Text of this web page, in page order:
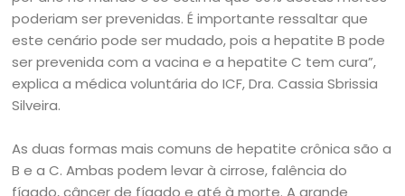
poderiam ser prevenidas. É importante ressaltar que
este cenário pode ser mudado, pois a hepatite B pode
ser prevenida com a vacina e a hepatite C tem cura”,
explica a médica voluntária do ICF, Dra. Cassia Sbrissia
Silveira.
As duas formas mais comuns de hepatite crônica são a
B e a C. Ambas podem levar à cirrose, falência do
fígado, câncer de fígado e até à morte. A grande